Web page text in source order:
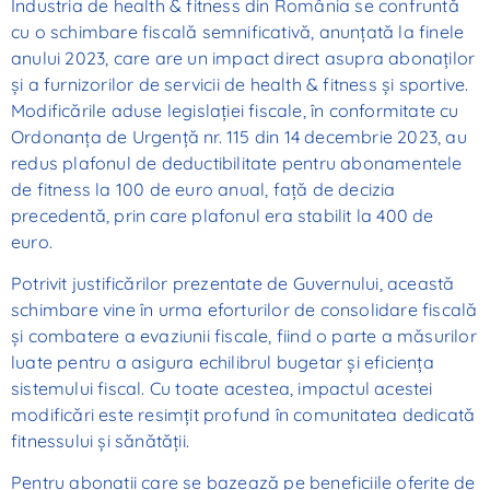
Industria de health & fitness din România se confruntă
cu o schimbare fiscală semnificativă, anunțată la finele
anului 2023, care are un impact direct asupra abonaților
și a furnizorilor de servicii de health & fitness și sportive.
Modificările aduse legislației fiscale, în conformitate cu
Ordonanța de Urgență nr. 115 din 14 decembrie 2023, au
redus plafonul de deductibilitate pentru abonamentele
de fitness la 100 de euro anual, față de decizia
precedentă, prin care plafonul era stabilit la 400 de
euro.
Potrivit justificărilor prezentate de Guvernului, această
schimbare vine în urma eforturilor de consolidare fiscală
și combatere a evaziunii fiscale, fiind o parte a măsurilor
luate pentru a asigura echilibrul bugetar și eficiența
sistemului fiscal. Cu toate acestea, impactul acestei
modificări este resimțit profund în comunitatea dedicată
fitnessului și sănătății.
Pentru abonații care se bazează pe beneficiile oferite de